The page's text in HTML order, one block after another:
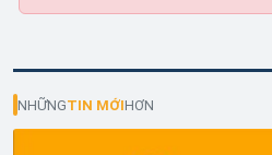
NHỮNGTIN MỚIHƠN